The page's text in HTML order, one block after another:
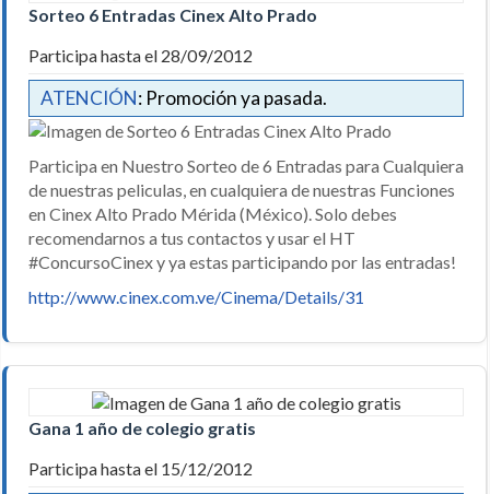
Sorteo 6 Entradas Cinex Alto Prado
Participa hasta el 28/09/2012
ATENCIÓN: Promoción ya pasada.
Participa en Nuestro Sorteo de 6 Entradas para Cualquiera
de nuestras peliculas, en cualquiera de nuestras Funciones
en Cinex Alto Prado Mérida (México). Solo debes
recomendarnos a tus contactos y usar el HT
#ConcursoCinex y ya estas participando por las entradas!
http://www.cinex.com.ve/Cinema/Details/31
Gana 1 año de colegio gratis
Participa hasta el 15/12/2012